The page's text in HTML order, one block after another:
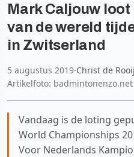
Mark Caljouw
van de wereld
in Zwitserland
5 augustus 2019·Christ de Rooij
Artikelfoto: badmintonenzo.net
Vandaag is de loting
World Championships
Voor Nederlands